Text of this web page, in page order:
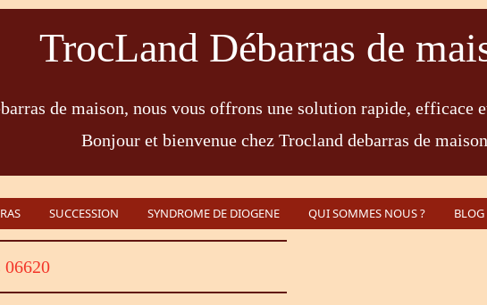
TrocLand Débarras de
de maison, nous vous offrons une solution rapide, efficace
Bonjour et bienvenue chez Trocland debarras de
SUCCESSION SYNDROME DE DIOGENE QUI SOMMES NOUS ? BLOG
06620